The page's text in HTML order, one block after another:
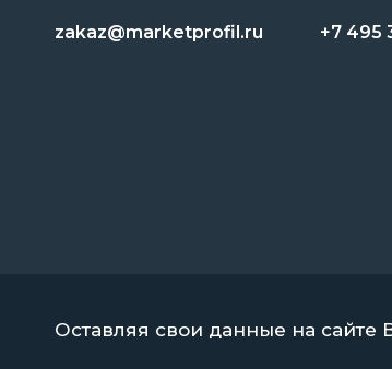
zakaz@marketprofil.ru +7 495
Оставляя свои данные на сайте